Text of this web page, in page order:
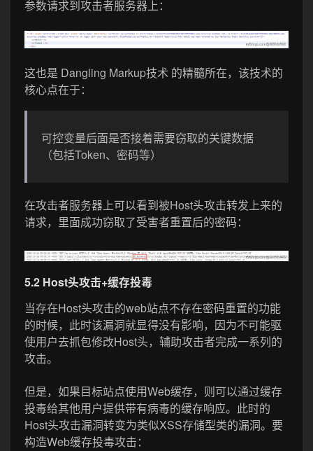
参数请求到攻击者服务器上：
这也是 Dangling Markup技术 的精髓所在，该技术的
核心点在于：
可控变量后面是否接着需要窃取的关键数据
（包括Token、密码等）
在攻击者服务器上可以看到被Host头攻击转发上来的
请求，里面成功窃取了受害者重置后的密码：
5.2 Host头攻击+缓存投毒
当存在Host头攻击的web站点不存在密码重置的功能
的时候，此时该漏洞就显得没有影响，因为不可能驱
使用户去抓包修改Host头，辅助攻击者完成一系列的
攻击。
但是，如果目标站点使用Web缓存，则可以通过缓存
投毒给其他用户提供带有病毒的缓存响应。此时的
Host头攻击漏洞转变为类似XSS存储型类的漏洞。要
构造Web缓存投毒攻击：